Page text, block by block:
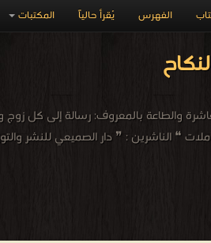
المكتبات يُقرأ حالياً الفهرس
والطاعة بالمعروف: رسالة إلى كل
❝ الناشرين : ❞ دار الصميعي للنشر